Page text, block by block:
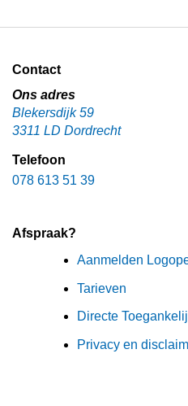
Contact
Ons adres
Blekersdijk 59
3311 LD Dordrecht
Telefoon
078 613 51 39
Afspraak?
Aanmelden
Tarieven
Directe
Privacy en